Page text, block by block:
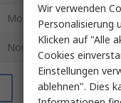
Modellnummer
Normen/Zulassungen
Wir verwenden
Personalisierung
Klicken auf "Alle
Cookies
Einstellungen
ablehnen". Dies